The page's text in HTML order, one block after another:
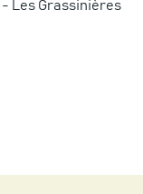
Les Grassinières